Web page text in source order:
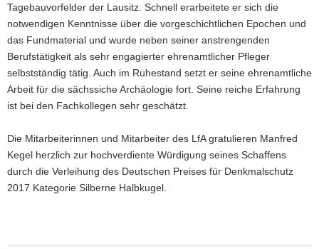
Tagebauvorfelder der Lausitz. Schnell erarbeitete er sich die
notwendigen Kenntnisse über die vorgeschichtlichen Epochen und
das Fundmaterial und wurde neben seiner anstrengenden
Berufstätigkeit als sehr engagierter ehrenamtlicher Pfleger
selbstständig tätig. Auch im Ruhestand setzt er seine ehrenamtliche
Arbeit für die sächssiche Archäologie fort. Seine reiche Erfahrung
ist bei den Fachkollegen sehr geschätzt.
Die Mitarbeiterinnen und Mitarbeiter des LfA gratulieren Manfred
Kegel herzlich zur hochverdiente Würdigung seines Schaffens
durch die Verleihung des Deutschen Preises für Denkmalschutz
2017 Kategorie Silberne Halbkugel.